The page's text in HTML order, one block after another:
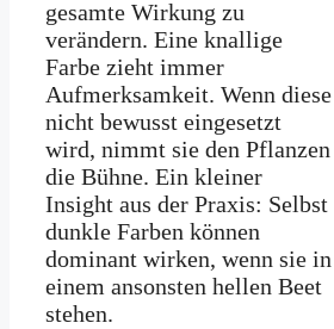
gesamte Wirkung zu
verändern. Eine knallige
Farbe zieht immer
Aufmerksamkeit. Wenn diese
nicht bewusst eingesetzt
wird, nimmt sie den Pflanzen
die Bühne. Ein kleiner
Insight aus der Praxis: Selbst
dunkle Farben können
dominant wirken, wenn sie in
einem ansonsten hellen Beet
stehen.